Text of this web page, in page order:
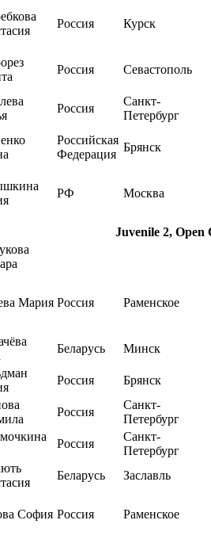
Россия Курск
Россия Севастополь
Россия
Санкт-
Петербург
Российская
Федерация
Брянск
РФ Москва
Juvenile 2, Open
Мария Россия Раменское
Беларусь
Минск
Россия
Брянск
Россия
Санкт-
Петербург
Россия
Санкт-
Петербург
Беларусь Заславль
София Россия Раменское